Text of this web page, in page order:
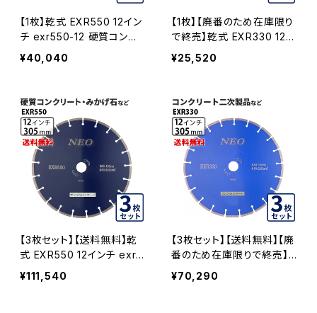
【1枚】乾式 EXR550 12イン
チ exr550-12 硬質コンク
リート・みかげ石など切断
ダイヤモンドカッター ダイヤ
¥40,040
【1枚】【廃番のため在庫限り
で終売】乾式 EXR330 12イ
ンチ exr330-12 コンクリー
ト二次製品の切断 ダイヤモ
レード EXR330-12
¥25,520
【3枚セット】【送料無料】乾
式 EXR550 12インチ exr5
50-12 硬質コンクリート・み
かげ石など EXR550-12-0
¥111,540
【3枚セット】【送料無料】【廃
番のため在庫限りで終売】
乾式 EXR330 12インチ ex
r330-12 コンクリート二次
¥70,290